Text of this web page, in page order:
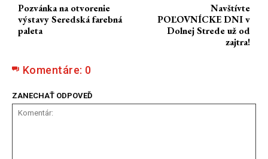
Pozvánka na otvorenie
výstavy Seredská farebná
paleta
Navštívte
POĽOVNÍCKE DNI v
Dolnej Strede už od
zajtra!
Komentáre: 0
ZANECHAŤ ODPOVEĎ